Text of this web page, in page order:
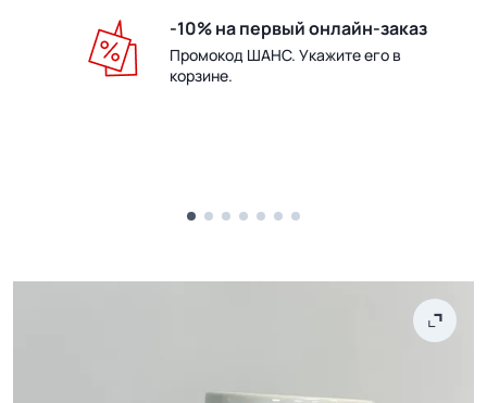
-10% на первый онлайн-заказ
Промокод ШАНС. Укажите его в
корзине.